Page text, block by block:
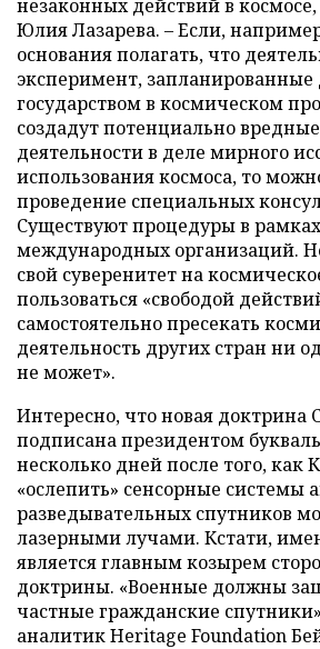
незаконных действий в космосе,
Юлия Лазарева. – Если,
основания полагать, что
эксперимент,
государством в космическом
создадут потенциально
деятельности в деле мирного
использования космоса, то
проведение специальных
Существуют процедуры в
международных организаций.
свой суверенитет на
пользоваться «свободой
самостоятельно пресекать
деятельность других стран ни
не может».
Интересно, что новая
подписана президентом
несколько дней после того, как
«ослепить» сенсорные системы
разведывательных спутников
лазерными лучами. Кстати,
является главным козырем
доктрины. «Военные должны
частные гражданские
аналитик Heritage Foundation